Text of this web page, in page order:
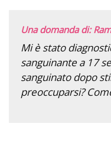
Una domanda di:
Mi è stato
sanguinante a 17
sanguinato dopo
preoccuparsi?